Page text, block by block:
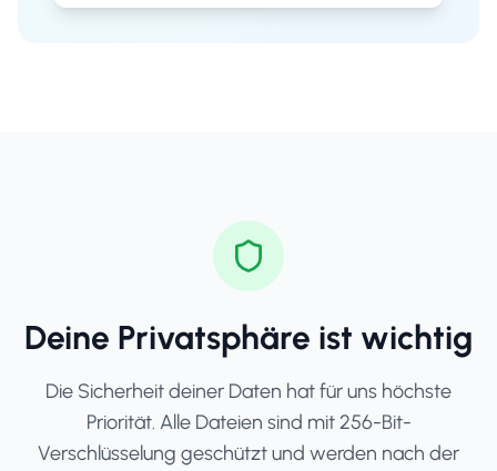
Deine Privatsphäre ist wichtig
Die Sicherheit deiner Daten hat für uns höchste
Priorität. Alle Dateien sind mit 256-Bit-
Verschlüsselung geschützt und werden nach der